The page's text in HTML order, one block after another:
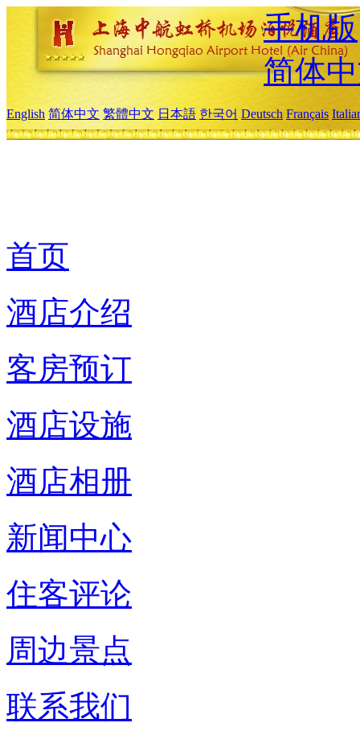
手机版
简体
English 简体中文 繁體中文 日本語 한국어 Deutsch Français
首页
酒店介绍
客房预订
酒店设施
酒店相册
新闻中心
住客评论
周边景点
联系我们